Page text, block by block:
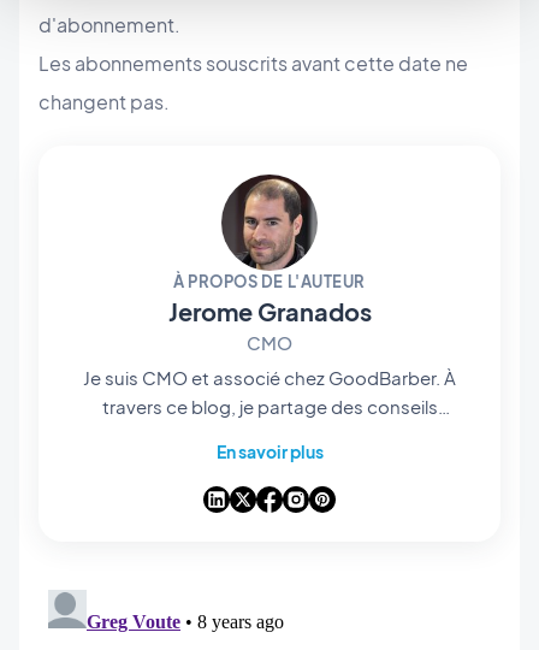
d'abonnement.
Les abonnements souscrits avant cette date ne
changent pas.
À PROPOS DE L'AUTEUR
Jerome Granados
CMO
Je suis CMO et associé chez GoodBarber. À
travers ce blog, je partage des conseils
GoodBarber, des analyses sur les tendances
qui transforment le mobile et le no-code, ainsi
un retour d’expérience, discutons-en dans les
commentaires.
En savoir plus